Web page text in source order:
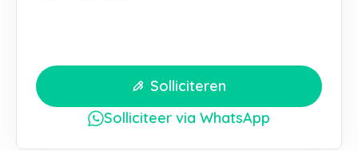
Solliciteren
Solliciteer via WhatsApp